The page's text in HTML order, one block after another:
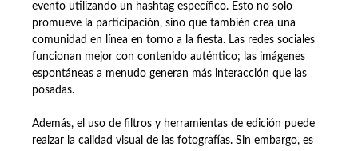
evento utilizando un hashtag específico. Esto no solo
promueve la participación, sino que también crea una
comunidad en línea en torno a la fiesta. Las redes sociales
funcionan mejor con contenido auténtico; las imágenes
espontáneas a menudo generan más interacción que las
posadas.
Además, el uso de filtros y herramientas de edición puede
realzar la calidad visual de las fotografías. Sin embargo, es